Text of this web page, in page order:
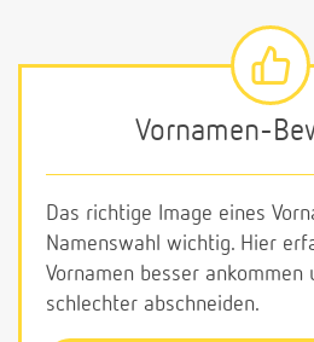
Vornamen-
Das richtige Image eines
Namenswahl wichtig. Hier
Vornamen besser ankommen
schlechter abschneiden.